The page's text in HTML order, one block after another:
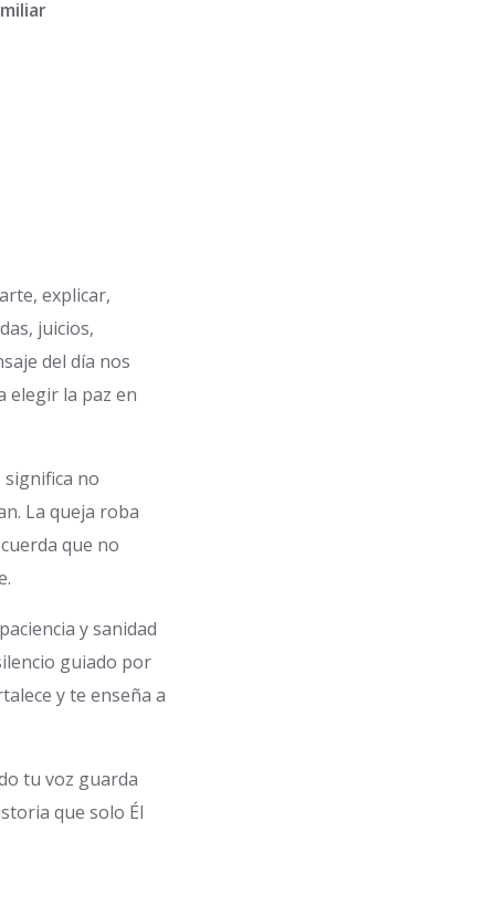
explicar,
juicios,
del día nos
elegir la paz en
significa no
La queja roba
que no
y sanidad
guiado por
y te enseña a
tu voz guarda
que solo Él